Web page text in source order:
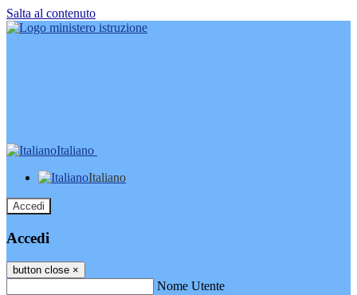
Salta al contenuto
Italiano
Italiano
Accedi
Accedi
button close ×
Nome Utente